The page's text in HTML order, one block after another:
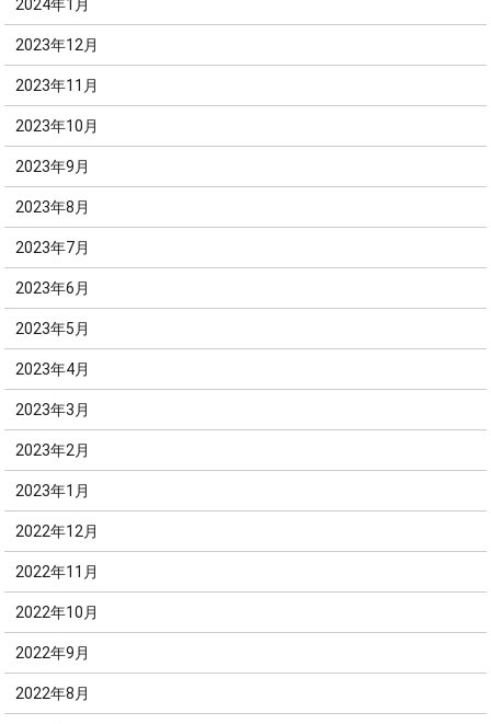
2024年1月
2023年12月
2023年11月
2023年10月
2023年9月
2023年8月
2023年7月
2023年6月
2023年5月
2023年4月
2023年3月
2023年2月
2023年1月
2022年12月
2022年11月
2022年10月
2022年9月
2022年8月